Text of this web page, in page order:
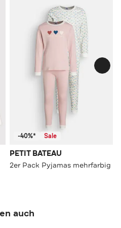
-40%* Sale
PETIT BATEAU
2er Pack Pyjamas mehrfarbig
auch